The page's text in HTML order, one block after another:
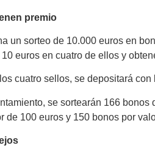
premio
un sorteo de 10.000 euros en
euros en cuatro de ellos y
cuatro sellos, se depositará
se sortearán 166
de 100 euros y 150 bonos por